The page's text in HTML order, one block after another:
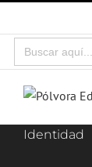
al
contenido
Buscar:
Identidad